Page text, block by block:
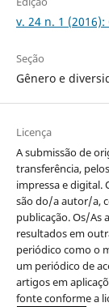
v. 24 n. 1
Seção
Gênero e
Licença
A submissão de
transferência,
impressa e digital.
são do/a autor/a,
publicação. Os/As
resultados em
periódico como o
um periódico de
artigos em
fonte conforme a